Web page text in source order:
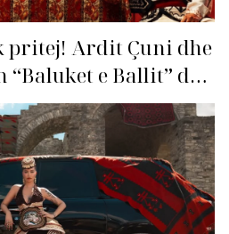
pritej! Ardit Çuni dhe
e Ballit” dhe